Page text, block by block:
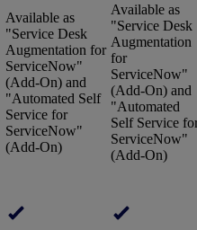
Available as
"Service Desk
Augmentation for
ServiceNow"
(Add-On) and
"Automated Self
Service for
ServiceNow"
(Add-On)
Available as
"Service Desk
Augmentation
for
ServiceNow"
(Add-On) and
"Automated
Self Service
ServiceNow"
(Add-On)